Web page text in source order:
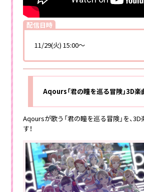
配信日時
11/29(火) 15:00～
Aqours「君の瞳を巡る冒険」3D楽
Aqoursが歌う「君の瞳を巡る冒険」を、
す！